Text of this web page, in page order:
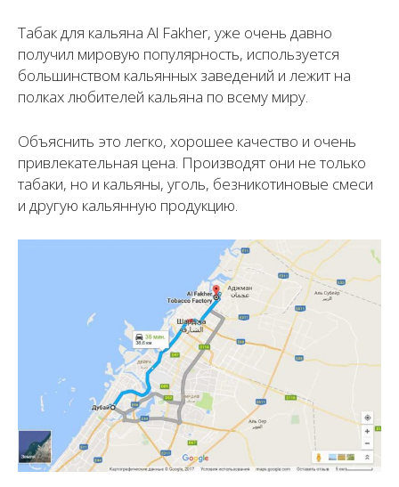
Табак для кальяна Al Fakher, уже очень давно
получил мировую популярность, используется
большинством кальянных заведений и лежит на
полках любителей кальяна по всему миру.
Объяснить это легко, хорошее качество и очень
привлекательная цена. Производят они не только
табаки, но и кальяны, уголь, безникотиновые смеси
и другую кальянную продукцию.